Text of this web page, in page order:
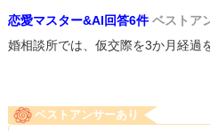
恋愛マスター&AI回答6件 ベストア
婚相談所では、仮交際を3か月経過
ベストアンサーあり